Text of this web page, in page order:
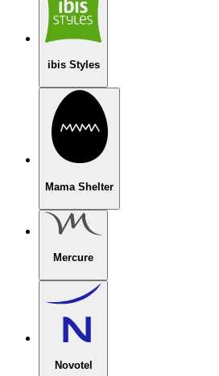
ibis Styles
Mama Shelter
Mercure
Novotel